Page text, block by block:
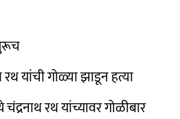
यांची गोळ्या झाडून हत्या
रथ यांच्यावर गोळीबार